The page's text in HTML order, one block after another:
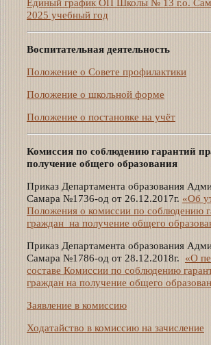
Единый график ОП Школы № 13 г.о.
2025 учебный год
Воспитательная деятельность
Положение о Совете профилактики
Положение о школьной форме
Положение о постановке на учёт
Комиссия по соблюдению гарантий
получение общего образования
Приказ Департамента образования
Самара №1736-од от 26.12.2017г. «Об
Положения о комиссии по соблюдению
граждан на получение общего
Приказ Департамента образования
Самара №1786-од от 28.12.2018г. «О
составе Комиссии по соблюдению
граждан на получение общего
Заявление в комиссию
Ходатайство в комиссию на зачисление